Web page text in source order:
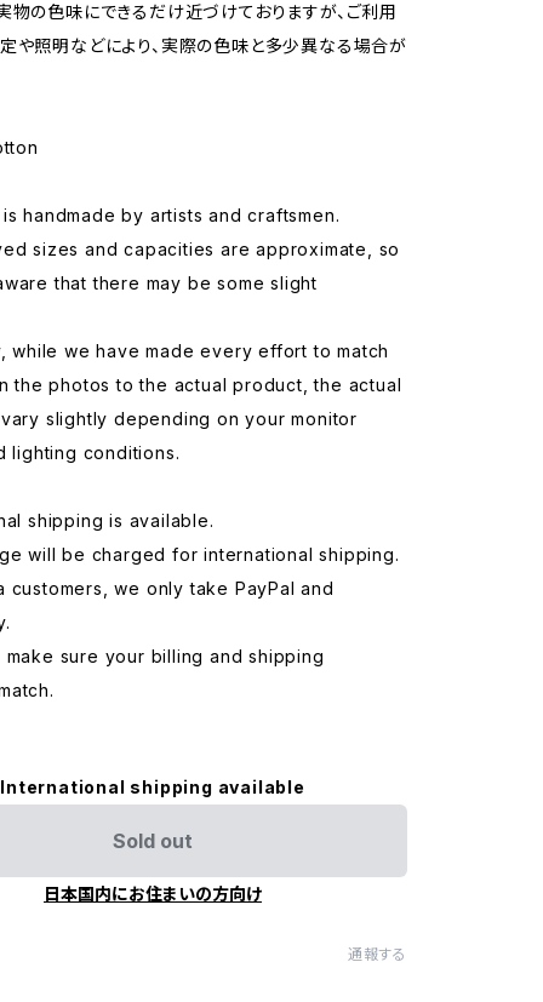
物の色味にできるだけ近づけておりますが、ご利用
や照明などにより、実際の色味と多少異なる場合が
is handmade by artists and craftsmen.
sizes and capacities are approximate, so
that there may be some slight
while we have made every effort to match
the photos to the actual product, the actual
slightly depending on your monitor
lighting conditions.
shipping is available.
will be charged for international shipping.
customers, we only take PayPal and
make sure your billing and shipping
International shipping available
Sold out
日本国内にお住まいの方向け
通報する